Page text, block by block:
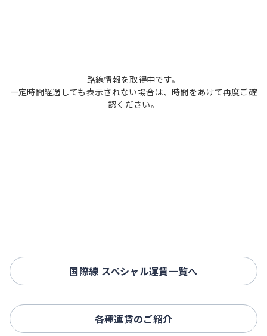
路線情報を取得中です。
一定時間経過しても表示されない場合は、時間をあけて再度ご確
認ください。
国際線 スペシャル運賃一覧へ
各種運賃のご紹介